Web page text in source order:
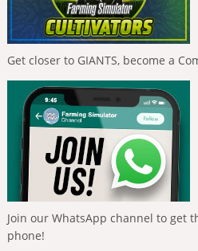
Get closer to GIANTS, become a
Join our WhatsApp channel to get
phone!